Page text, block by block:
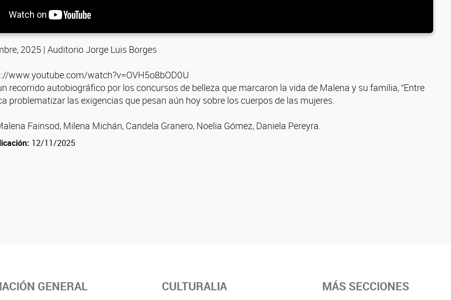
2025 | Auditorio Jorge Luis Borges
www.youtube.com/watch?v=OVH5o8bOD0U
recorrido autobiográfico por los concursos de belleza que marcaron la vida de Malena y su familia, “Entre
problematizar las exigencias que pesan aún hoy sobre los cuerpos de las mujeres.
Fainsod, Milena Michán, Candela Granero, Noelia Gómez, Daniela Pereyra.
12/11/2025
GENERAL CULTURALIA MÁS SECCIONES